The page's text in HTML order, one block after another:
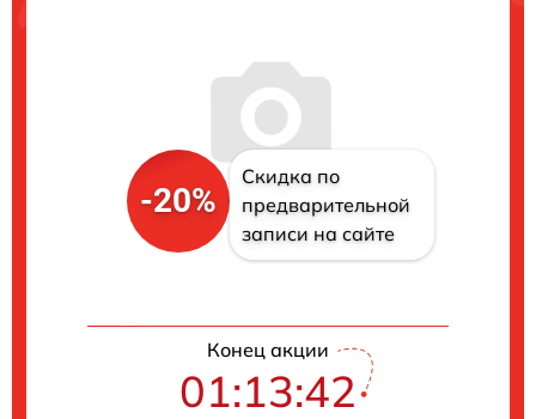
-20%
Скидка по
предварительной
записи на сайте
Конец акции
01:13:41